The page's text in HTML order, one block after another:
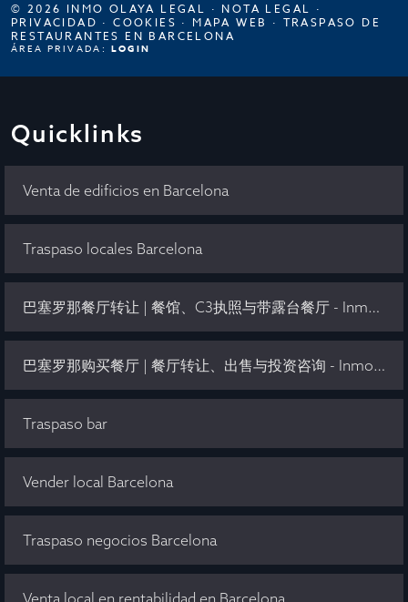
© 2026 INMO OLAYA LEGAL · NOTA LEGAL ·
PRIVACIDAD ·COOKIES · MAPA WEB · TRASPASO DE
RESTAURANTES EN BARCELONA
ÁREA PRIVADA: LOGIN
Quicklinks
Venta de edificios en Barcelona
Traspaso locales Barcelona
巴塞罗那餐厅转让 | 餐馆、C3执照与带露台餐厅 - Inmo Olaya
巴塞罗那购买餐厅 | 餐厅转让、出售与投资咨询 - Inmo Olaya
Traspaso bar
Vender local Barcelona
Traspaso negocios Barcelona